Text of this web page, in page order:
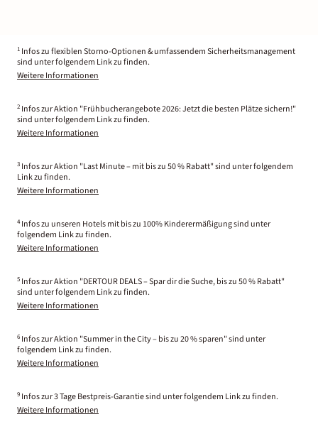
1 Infos zu flexiblen Storno-Optionen & umfassendem Sicherheitsmanagement
sind unter folgendem Link zu finden.
Weitere Informationen
2 Infos zur Aktion "Frühbucherangebote 2026: Jetzt die besten Plätze sichern!"
sind unter folgendem Link zu finden.
Weitere Informationen
3 Infos zur Aktion "Last Minute – mit bis zu 50 % Rabatt" sind unter folgendem
Link zu finden.
Weitere Informationen
4 Infos zu unseren Hotels mit bis zu 100% Kinderermäßigung sind unter
folgendem Link zu finden.
Weitere Informationen
5 Infos zur Aktion "DERTOUR DEALS – Spar dir die Suche, bis zu 50 % Rabatt"
sind unter folgendem Link zu finden.
Weitere Informationen
6 Infos zur Aktion "Summer in the City – bis zu 20 % sparen" sind unter
folgendem Link zu finden.
Weitere Informationen
9 Infos zur 3 Tage Bestpreis-Garantie sind unter folgendem Link zu finden.
Weitere Informationen